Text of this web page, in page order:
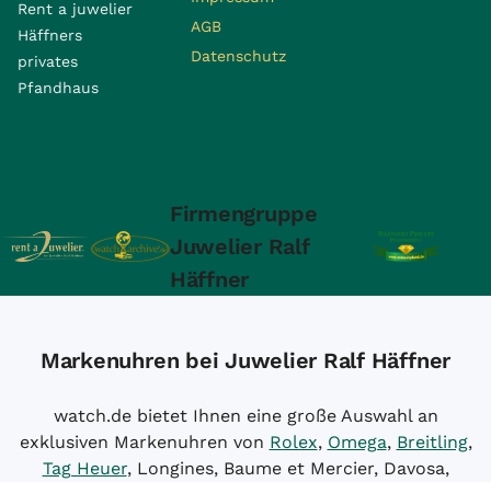
Rent a juwelier
Häffners
privates
Pfandhaus
AGB
Datenschutz
Firmengruppe
Juwelier Ralf
Häffner
Markenuhren bei Juwelier Ralf Häffner
watch.de bietet Ihnen eine große Auswahl an
exklusiven Markenuhren von Rolex, Omega, Breitling,
Tag Heuer, Longines, Baume et Mercier, Davosa,